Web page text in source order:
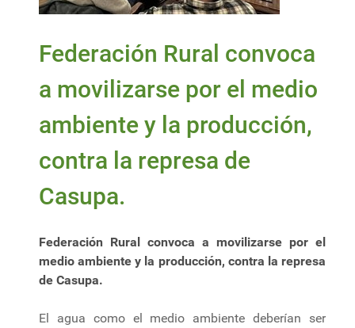
Federación Rural convoca
a movilizarse por el medio
ambiente y la producción,
contra la represa de
Casupa.
Federación Rural convoca a movilizarse por el
medio ambiente y la producción, contra la represa
de Casupa.
El agua como el medio ambiente deberían ser